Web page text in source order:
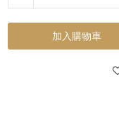
加入購物車